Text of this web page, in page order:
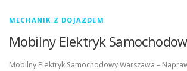
MECHANIK Z DOJAZDEM
Mobilny Elektryk
Mobilny Elektryk Samochodowy Warszawa –